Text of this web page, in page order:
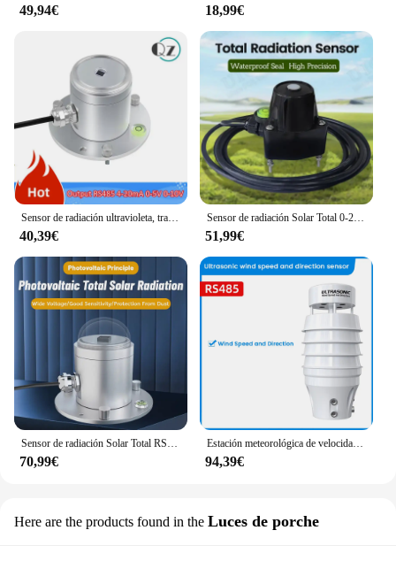
49,94€ 18,99€
Sensor de radiación ultravioleta, transmisor de índice UV RS485, detector de intensidad de luz solar
40,39€
Sensor de radiación Solar Total 0-2000W RS485 0-2V 4-20MA 400-1100nm, Detector de luz, Sensor de radiación Solar, transmisor piranómetro
51,99€
Sensor de radiación Solar Total RS485 0-5V 0-10V 4-20MA salida transmisor de radiación monitorea irradiancia meteorológica al aire libre
70,99€
Estación meteorológica de velocidad del viento ultrasónica, Sensor de radiación Solar agrícola, transmisor de temperatura y humedad, PM2.5
94,39€
Here are the products found in the Luces de porche